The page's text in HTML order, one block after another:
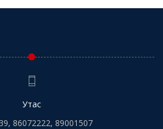
Утас
86072222, 89001507